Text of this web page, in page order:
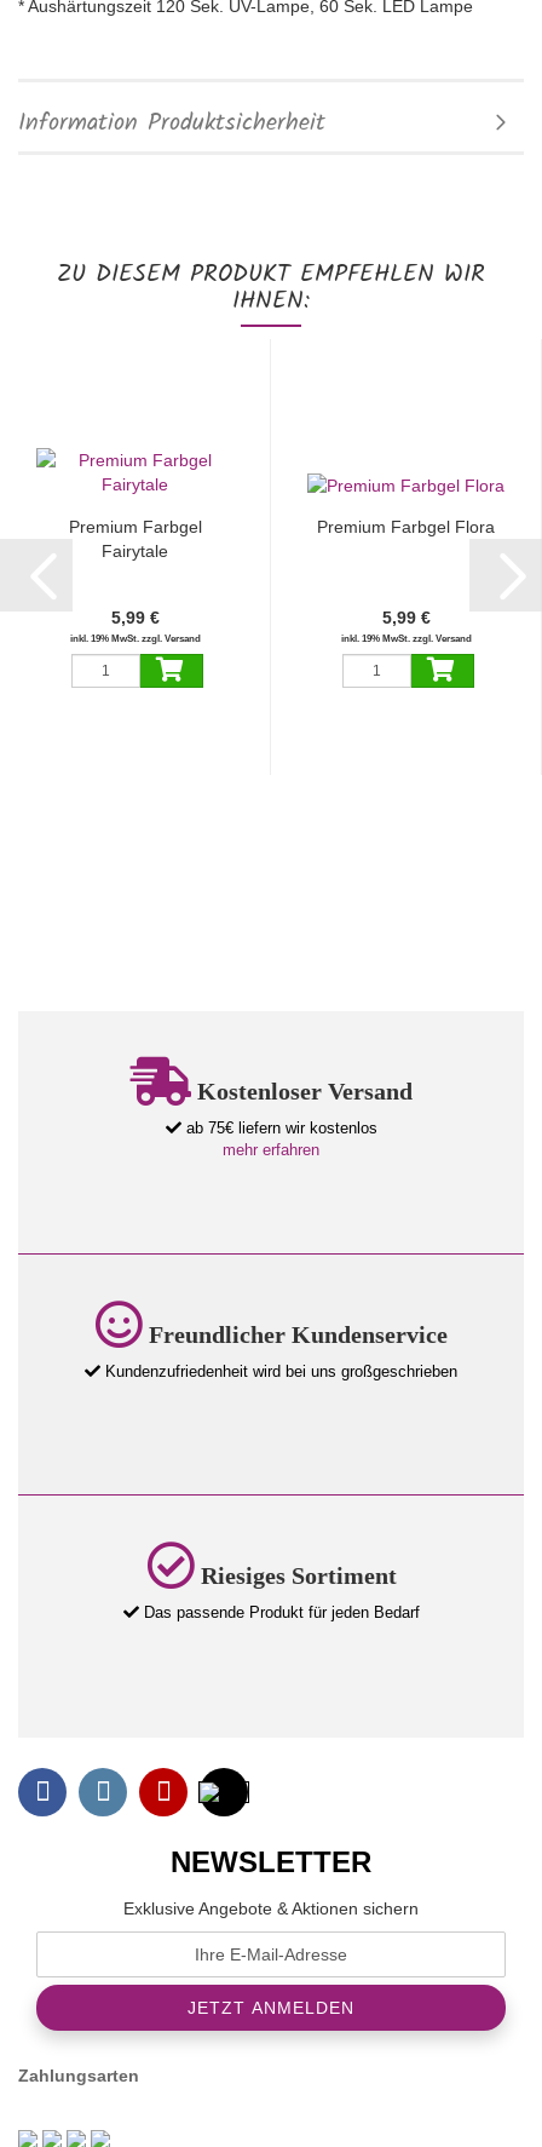
* Aushärtungszeit 120 Sek. UV-Lampe, 60 Sek. LED Lampe
Information Produktsicherheit
ZU DIESEM PRODUKT EMPFEHLEN WIR
IHNEN:
Premium Farbgel
Fairytale
5,99 €
inkl. 19% MwSt. zzgl. Versand
Premium Farbgel Flora
5,99 €
inkl. 19% MwSt. zzgl. Versand
Kostenloser Versand
ab 75€ liefern wir kostenlos
mehr erfahren
Freundlicher Kundenservice
Kundenzufriedenheit wird bei uns großgeschrieben
Riesiges Sortiment
Das passende Produkt für jeden Bedarf
NEWSLETTER
Exklusive Angebote & Aktionen sichern
Zahlungsarten